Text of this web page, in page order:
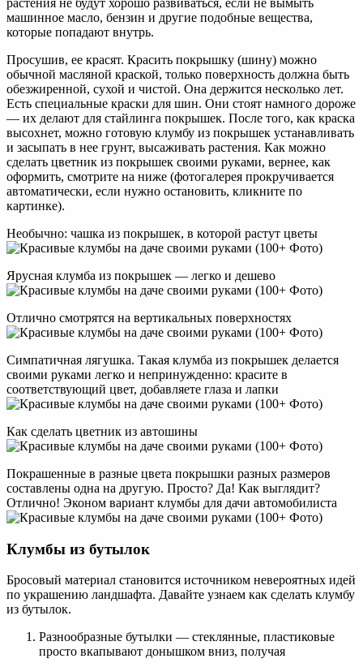
машинное масло, бензин и другие подобные вещества,
которые попадают внутрь.
Просушив, ее красят. Красить покрышку (шину) можно
обычной масляной краской, только поверхность должна быть
обезжиренной, сухой и чистой. Она держится несколько лет.
Есть специальные краски для шин. Они стоят намного дороже
— их делают для стайлинга покрышек. После того, как краска
высохнет, можно готовую клумбу из покрышек устанавливать
и засыпать в нее грунт, высаживать растения. Как можно
сделать цветник из покрышек своими руками, вернее, как
оформить, смотрите на ниже (фотогалерея прокручивается
автоматически, если нужно остановить, кликните по
картинке).
Необычно: чашка из покрышек, в которой растут цветы
Ярусная клумба из покрышек — легко и дешево
Отлично смотрятся на вертикальных поверхностях
Симпатичная лягушка. Такая клумба из покрышек делается
своими руками легко и непринужденно: красите в
соответствующий цвет, добавляете глаза и лапки
Как сделать цветник из автошины
Покрашенные в разные цвета покрышки разных размеров
составлены одна на другую. Просто? Да! Как выглядит?
Отлично! Эконом вариант клумбы для дачи автомобилиста
Клумбы из бутылок
Бросовый материал становится источником невероятных идей
по украшению ландшафта. Давайте узнаем как сделать клумбу
из бутылок.
Разнообразные бутылки — стеклянные, пластиковые
просто вкапывают донышком вниз, получая